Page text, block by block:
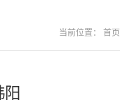
当前位置： 首页